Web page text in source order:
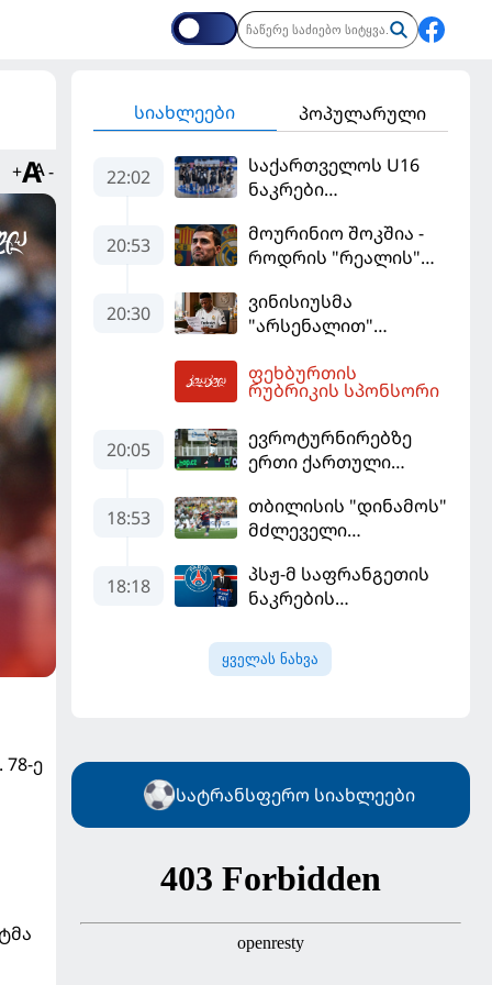
+ -
ე
სიახლეები პოპულარული
22:02
საქართველოს U16
ნაკრები
ფინალურ ეტაპზე – A
დივიზიონში
20:53
მოურინიო შოკშია -
როდრის "რეალის"
და "ბარსელონაში"
გადადის
20:30
ვინისიუსმა
"არსენალით"
გამოიყენა და
"რეალთან"
მომგებიანად
გააგრძელა
ფეხბურთის
რუბრიკის სპონსორი
20:05
ევროტურნირებზე
ერთი ქართული
18:53
თბილისის "დინამოს"
მძლეველი
"ჰაიდუკთან"
განადგურდა
18:18
პსჟ-მ საფრანგეთის
ნაკრების
დაიმატა
ყველას ნახვა
სატრანსფერო სიახლეები